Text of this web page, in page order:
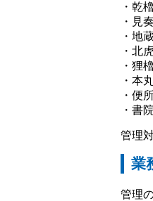
・乾
・見
・地
・北
・狸
・本
・便
・書
管理
業
管理